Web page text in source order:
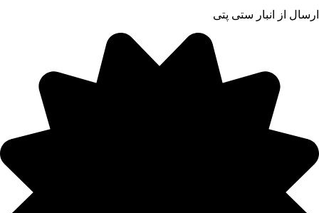
ارسال از انبار ستی پتی